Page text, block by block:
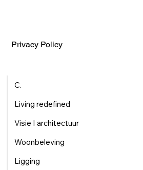
Privacy Policy
C.
Living redefined
Visie I architectuur
Woonbeleving
Ligging